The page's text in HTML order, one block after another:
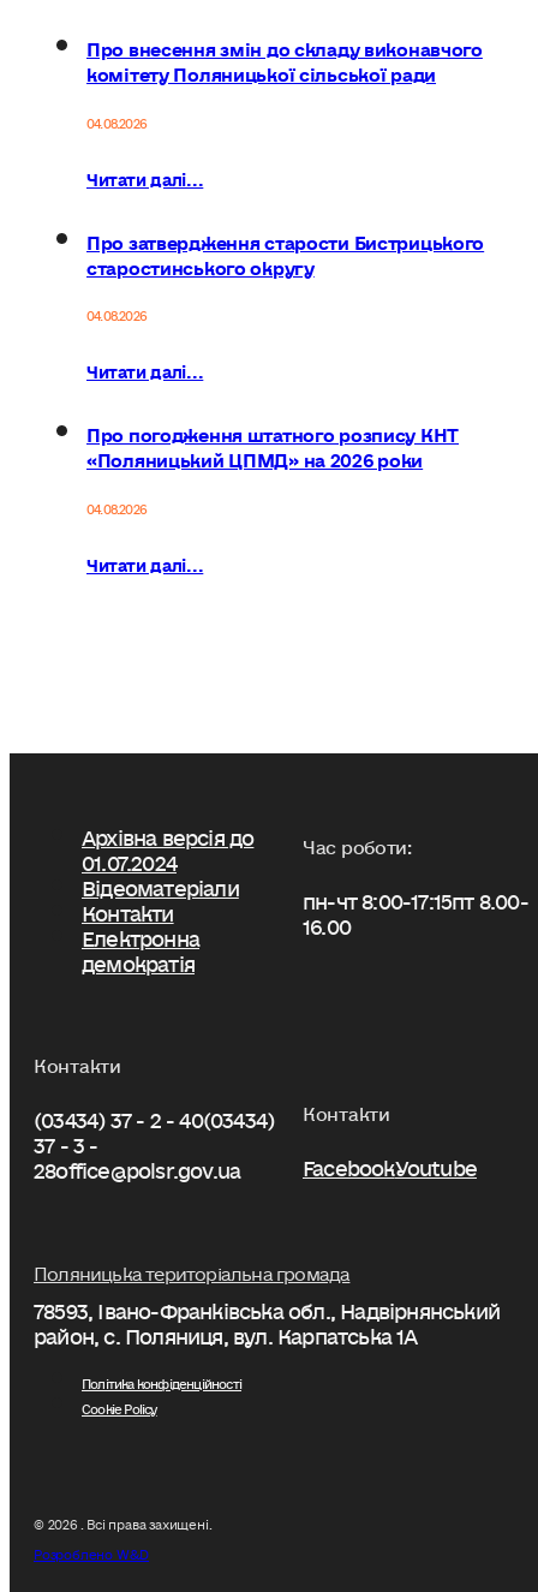
Про внесення змін до складу виконавчого
комітету Поляницької сільської ради
04.08.2026
Читати далі...
Про затвердження старости Бистрицького
старостинського округу
04.08.2026
Читати далі...
Про погодження штатного розпису КНТ
«Поляницький ЦПМД» на 2026 роки
04.08.2026
Читати далі...
Архівна версія до
01.07.2024
Відеоматеріали
Контакти
Електронна
демократія
Час роботи:
пн-чт 8:00-17:15пт 8.00-
16.00
Контакти
(03434) 37 - 2 - 40(03434)
37 - 3 -
28office@polsr.gov.ua
Контакти
FacebookYoutube
Поляницька територіальна громада
78593, Івано-Франківська обл., Надвірнянський
район, с. Поляниця, вул. Карпатська 1А
Політика конфіденційності
Cookie Policy
© 2026 . Всі права захищені.
Розроблено W&D